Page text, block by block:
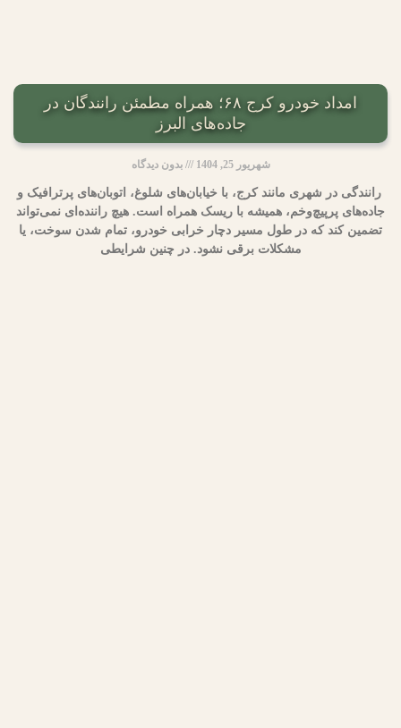
امداد خودرو کرج ۶۸؛ همراه مطمئن رانندگان در
جاده‌های البرز
شهریور 25, 1404 بدون دیدگاه
رانندگی در شهری مانند کرج، با خیابان‌های شلوغ، اتوبان‌های پرترافیک و
جاده‌های پرپیچ‌وخم، همیشه با ریسک همراه است. هیچ راننده‌ای نمی‌تواند
تضمین کند که در طول مسیر دچار خرابی خودرو، تمام شدن سوخت، یا
مشکلات برقی نشود. در چنین شرایطی